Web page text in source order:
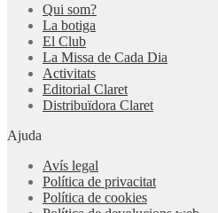
Qui som?
La botiga
El Club
La Missa de Cada Dia
Activitats
Editorial Claret
Distribuïdora Claret
Ajuda
Avís legal
Política de privacitat
Política de cookies